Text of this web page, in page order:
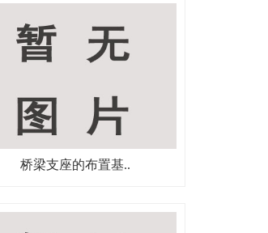
桥梁支座的布置基..